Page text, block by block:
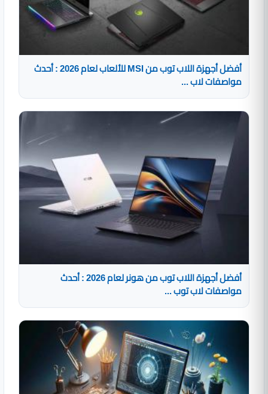
أفضل أجهزة اللاب توب من MSI للألعاب لعام 2026 : أحدث
مواصفات لاب ...
أفضل أجهزة اللاب توب من هونر لعام 2026 : أحدث
مواصفات لاب توب ...